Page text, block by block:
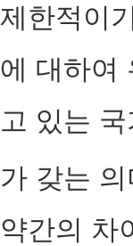
제한적이
에 대하여
고 있는
가 갖는
약간의 차